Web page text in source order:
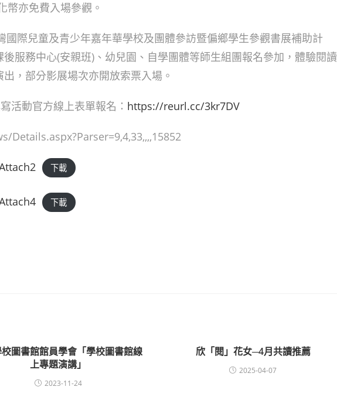
幣亦免費入場參觀。
際兒童及青少年嘉年華學校及團體參訪暨偏鄉學生參觀書展補助計
服務中心(安親班)、幼兒園、自學團體等師生組團報名參加，體驗閱讀
，部分影展場次亦開放索票入場。
活動官方線上表單報名： https://reurl.cc/3kr7DV
下載
下載
圖書館館員學會「學校圖書館線
上專題演講」
2023-11-24
欣「閱」花女─4月共讀推薦
2025-04-07